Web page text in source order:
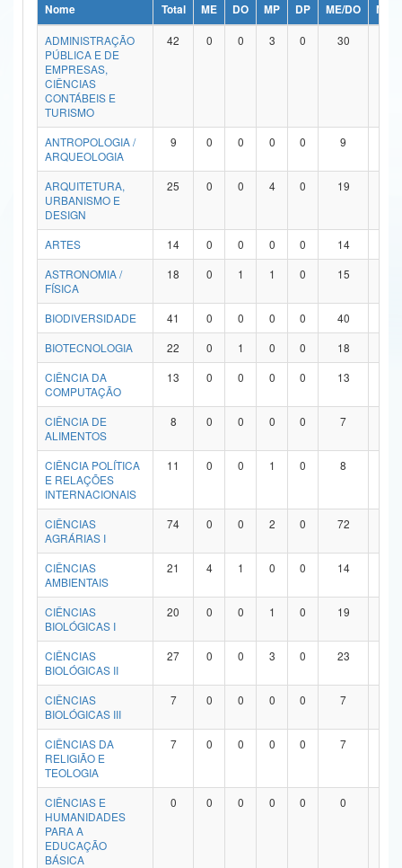
Ministério da Ciência, Tecnologia, Inovações e Comunicações
Ministério do Meio Ambiente
Ministério do Turismo
Ministério do Desenvolvimento Regional
Controladoria-Geral da União
Ministério da Mulher, da Família e dos Direitos Humanos
Secretaria de Governo
Advocacia-Geral da União
Banco Central do Brasil
Nome Total ME DO MP DP ME/DO
MP/
ADMINISTRAÇÃO
PÚBLICA E DE
EMPRESAS,
CIÊNCIAS
CONTÁBEIS E
TURISMO
42 0 0 3 0 30
ANTROPOLOGIA /
ARQUEOLOGIA
9 0 0 0 0 9
ARQUITETURA,
URBANISMO E
DESIGN
25 0 0 4 0 19
ARTES 14 0 0 0 0 14
ASTRONOMIA /
FÍSICA
18 0 1 1 0 15
BIODIVERSIDADE 41 0 0 0 0 40
BIOTECNOLOGIA
22 0 1 0 0 18
CIÊNCIA DA
COMPUTAÇÃO
13 0 0 0 0 13
CIÊNCIA DE
ALIMENTOS
8 0 0 0 0 7
CIÊNCIA POLÍTICA
E RELAÇÕES
INTERNACIONAIS
11 0 0 1 0 8
CIÊNCIAS
AGRÁRIAS I
74 0 0 2 0 72
CIÊNCIAS
AMBIENTAIS
21 4 1 0 0 14
CIÊNCIAS
BIOLÓGICAS I
20 0 0 1 0 19
CIÊNCIAS
BIOLÓGICAS II
27 0 0 3 0 23
CIÊNCIAS
BIOLÓGICAS III
7 0 0 0 0 7
CIÊNCIAS DA
RELIGIÃO E
TEOLOGIA
7 0 0 0 0 7
CIÊNCIAS E
HUMANIDADES
PARA A
EDUCAÇÃO
BÁSICA
0 0 0 0 0 0